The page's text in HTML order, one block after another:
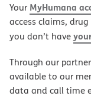
Your MyHumana
access claims,
you don’t have
Through our
available to our
data and call time